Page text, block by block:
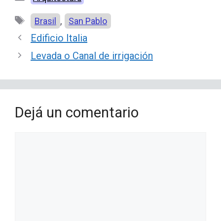
Etiquetas
Brasil , San Pablo
Edificio Italia
Levada o Canal de irrigación
Dejá un comentario